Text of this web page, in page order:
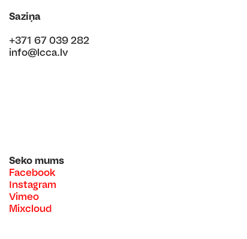
Saziņa
+371 67 039 282
info@lcca.lv
Seko mums
Facebook
Instagram
Vimeo
Mixcloud